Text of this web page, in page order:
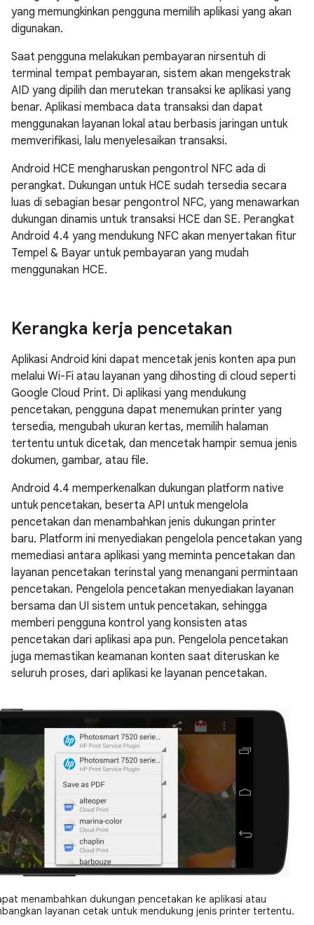
yang memungkinkan pengguna memilih aplikasi yang akan
digunakan.
Saat pengguna melakukan pembayaran nirsentuh di
terminal tempat pembayaran, sistem akan mengekstrak
AID yang dipilih dan merutekan transaksi ke aplikasi yang
benar. Aplikasi membaca data transaksi dan dapat
menggunakan layanan lokal atau berbasis jaringan untuk
memverifikasi, lalu menyelesaikan transaksi.
Android HCE mengharuskan pengontrol NFC ada di
perangkat. Dukungan untuk HCE sudah tersedia secara
luas di sebagian besar pengontrol NFC, yang menawarkan
dukungan dinamis untuk transaksi HCE dan SE. Perangkat
Android 4.4 yang mendukung NFC akan menyertakan fitur
Tempel & Bayar untuk pembayaran yang mudah
menggunakan HCE.
Kerangka kerja pencetakan
Aplikasi Android kini dapat mencetak jenis konten apa pun
melalui Wi-Fi atau layanan yang dihosting di cloud seperti
Google Cloud Print. Di aplikasi yang mendukung
pencetakan, pengguna dapat menemukan printer yang
tersedia, mengubah ukuran kertas, memilih halaman
tertentu untuk dicetak, dan mencetak hampir semua jenis
dokumen, gambar, atau file.
Android 4.4 memperkenalkan dukungan platform native
untuk pencetakan, beserta API untuk mengelola
pencetakan dan menambahkan jenis dukungan printer
baru. Platform ini menyediakan pengelola pencetakan yang
memediasi antara aplikasi yang meminta pencetakan dan
layanan pencetakan terinstal yang menangani permintaan
pencetakan. Pengelola pencetakan menyediakan layanan
bersama dan UI sistem untuk pencetakan, sehingga
memberi pengguna kontrol yang konsisten atas
pencetakan dari aplikasi apa pun. Pengelola pencetakan
juga memastikan keamanan konten saat diteruskan ke
seluruh proses, dari aplikasi ke layanan pencetakan.
menambahkan dukungan pencetakan ke aplikasi atau
layanan cetak untuk mendukung jenis printer tertentu.